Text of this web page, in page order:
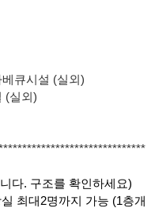
큐시설 (실외)
(실외)
다. 구조를 확인하세요)
최대2명까지 가능 (1층개